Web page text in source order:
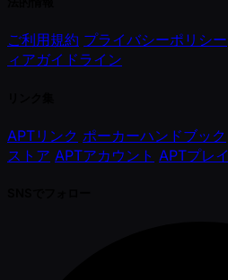
ご利用規約 プライバシーポリシー
ィアガイドライン
APTリンク ポーカーハンドブック
ストア APTアカウント APTプレイ